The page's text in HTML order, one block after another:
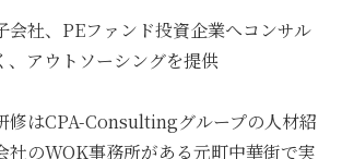
社、PEファンド投資企業へコンサル
、アウトソーシングを提供
はCPA-Consultingグループの人材紹
社のWOK事務所がある元町中華街で実